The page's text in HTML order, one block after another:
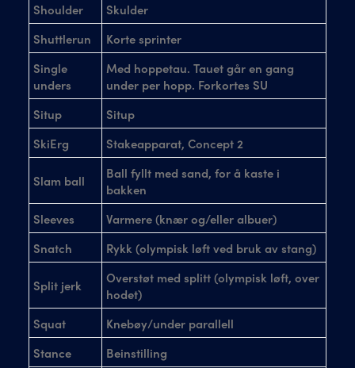
Shoulder
Skulder
Shuttlerun
Korte sprinter
Single
unders
Med hoppetau. Tauet går en gang
under per hopp. Forkortes SU
Situp
Situp
SkiErg
Stakeapparat, Concept 2
Slam ball
Ball fyllt med sand, for å kaste i
bakken
Sleeves
Varmere (knær og/eller albuer)
Snatch
Rykk (olympisk løft ved bruk av stang)
Split jerk
Overstøt med splitt (olympisk løft, over
hodet)
Squat
Knebøy/under parallell
Stance
Beinstilling